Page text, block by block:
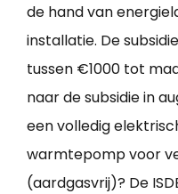
de hand van
installatie. De
tussen €1000 tot
naar de subsidie in
een volledig
warmtepomp voor
(aardgasvrij)? De